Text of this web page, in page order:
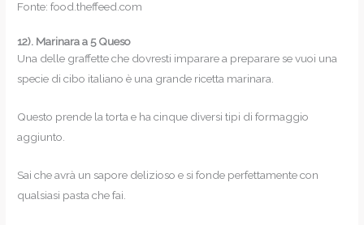
Fonte: food.theffeed.com
12). Marinara a 5 Queso
Una delle graffette che dovresti imparare a preparare se vuoi una
specie di cibo italiano è una grande ricetta marinara.
Questo prende la torta e ha cinque diversi tipi di formaggio
aggiunto.
Sai che avrà un sapore delizioso e si fonde perfettamente con
qualsiasi pasta che fai.